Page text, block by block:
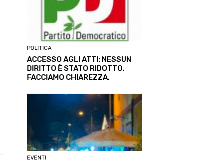
ReddIt
POLITICA
ACCESSO AGLI ATTI: NESSUN
DIRITTO È STATO RIDOTTO.
FACCIAMO CHIAREZZA.
EVENTI